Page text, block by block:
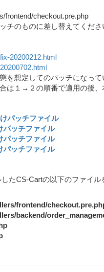
frontend/checkout.pre.php
チのものに差し替えてくださ
20200212.html
を想定してのパッチになって
は１→２の順番で適用の後、
パッチファイル
パッチファイル
パッチファイル
パッチファイル
たCS-Cartの以下のファイル
frontend/
backend/